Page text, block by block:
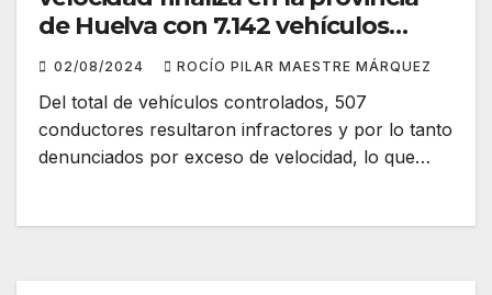
de Huelva con 7.142 vehículos
controlados y 507 denuncias
02/08/2024 ROCÍO PILAR MAESTRE MÁRQUEZ
Del total de vehículos controlados, 507
conductores resultaron infractores y por lo tanto
denunciados por exceso de velocidad, lo que…